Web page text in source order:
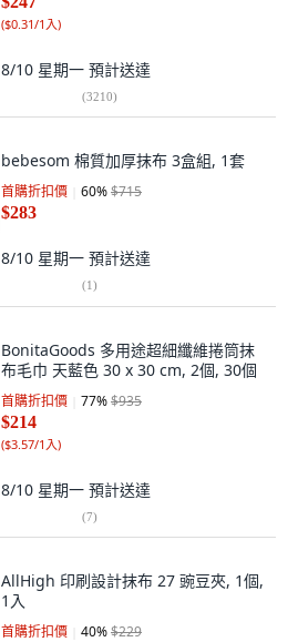
($0.31/1入)
8/10 星期一 預計送達
(3210)
bebesom 棉質加厚抹布 3盒組, 1套
首購折扣價 60%$715
$283
8/10 星期一 預計送達
(1)
BonitaGoods 多用途超細纖維捲筒抹
布毛巾 天藍色 30 x 30 cm, 2個, 30個
首購折扣價 77%$935
$214
($3.57/1入)
8/10 星期一 預計送達
(7)
AllHigh 印刷設計抹布 27 豌豆夾, 1個,
1入
首購折扣價 40%$229